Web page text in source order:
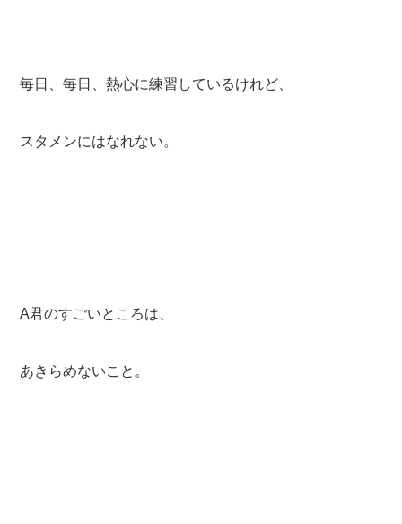
毎日、毎日、熱心に練習しているけれど、
スタメンにはなれない。
A君のすごいところは、
あきらめないこと。